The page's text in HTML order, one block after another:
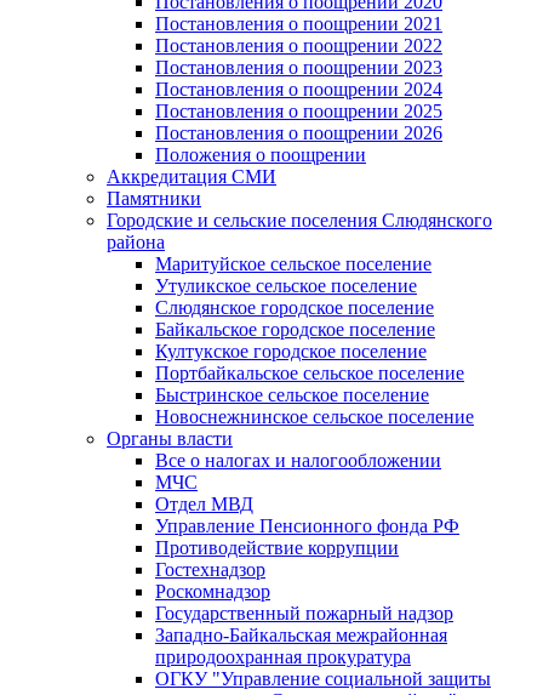
Постановления о поощрении 2021
Постановления о поощрении 2022
Постановления о поощрении 2023
Постановления о поощрении 2024
Постановления о поощрении 2025
Постановления о поощрении 2026
Положения о поощрении
Аккредитация СМИ
Памятники
Городские и сельские поселения Слюдянского
района
Маритуйское сельское поселение
Утуликское сельское поселение
Слюдянское городское поселение
Байкальское городское поселение
Култукское городское поселение
Портбайкальское сельское поселение
Быстринское сельское поселение
Новоснежнинское сельское поселение
Органы власти
Все о налогах и налогообложении
МЧС
Отдел МВД
Управление Пенсионного фонда РФ
Противодействие коррупции
Гостехнадзор
Роскомнадзор
Государственный пожарный надзор
Западно-Байкальская межрайонная
природоохранная прокуратура
ОГКУ "Управление социальной защиты